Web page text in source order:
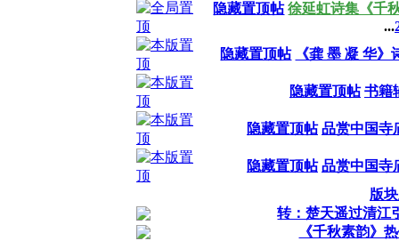
隐藏置顶帖 徐延虹诗集《千
...
隐藏置顶帖
《龚 墨 凝 华
隐藏置顶帖 书籍
隐藏置顶帖 品赏中国寺
隐藏置顶帖 品赏中国寺
版
转：楚天遥过清江
《千秋素韵》